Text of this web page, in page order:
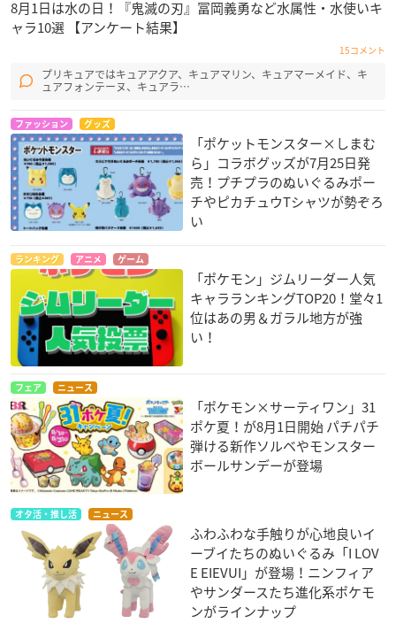
8月1日は水の日！『鬼滅の刃』冨岡義勇など水属性・水使いキ
ャラ10選 【アンケート結果】
15コメント
プリキュアではキュアアクア、キュアマリン、キュアマーメイド、キ
ュアフォンテーヌ、キュアラ…
ファッション グッズ
「ポケットモンスター×しまむ
ら」コラボグッズが7月25日発
売！プチプラのぬいぐるみポー
チやピカチュウTシャツが勢ぞろ
い
ランキング アニメ ゲーム
「ポケモン」ジムリーダー人気
キャラランキングTOP20！堂々1
位はあの男＆ガラル地方が強
い！
フェア ニュース
「ポケモン×サーティワン」31
ポケ夏！が8月1日開始 パチパチ
弾ける新作ソルベやモンスター
ボールサンデーが登場
オタ活・推し活 ニュース
ふわふわな手触りが心地良いイ
ーブイたちのぬいぐるみ「I LOV
E EIEVUI」が登場！ニンフィア
やサンダースたち進化系ポケモ
ンがラインナップ